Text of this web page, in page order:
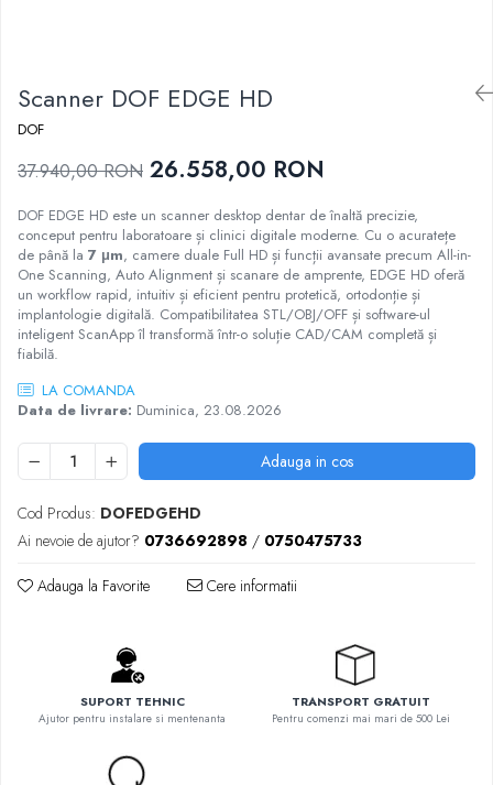
Diverse
hs-opaque
Steamere
Scanner DOF EDGE HD
DOF
37.940,00 RON 26.558,00 RON
DOF EDGE HD este un scanner desktop dentar de înaltă precizie,
conceput pentru laboratoare și clinici digitale moderne. Cu o acuratețe
de până la 7 μm, camere duale Full HD și funcții avansate precum All-in-
One Scanning, Auto Alignment și scanare de amprente, EDGE HD oferă
un workflow rapid, intuitiv și eficient pentru protetică, ortodonție și
implantologie digitală. Compatibilitatea STL/OBJ/OFF și software-ul
inteligent ScanApp îl transformă într-o soluție CAD/CAM completă și
fiabilă.
LA COMANDA
Data de livrare: Duminica, 23.08.2026
Adauga in cos
Cod Produs: DOFEDGEHD
Ai nevoie de ajutor? 0736692898 / 0750475733
Adauga la Favorite Cere informatii
SUPORT TEHNIC
Ajutor pentru instalare si mentenanta
TRANSPORT GRATUIT
Pentru comenzi mai mari de 500 Lei